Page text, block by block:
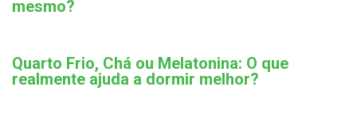
mesmo?
Quarto Frio, Chá ou Melatonina: O que
realmente ajuda a dormir melhor?